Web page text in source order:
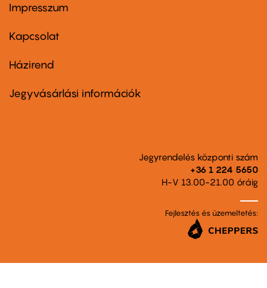
Footer
first
Impresszum
Kapcsolat
Footer
second
Házirend
Jegyvásárlási információk
Jegyrendelés központi szám
+36 1 224 5650
H-V 13.00-21.00 óráig
Fejlesztés és üzemeltetés: